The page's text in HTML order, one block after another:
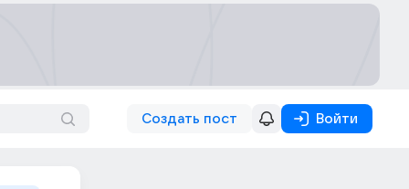
Создать пост Войти